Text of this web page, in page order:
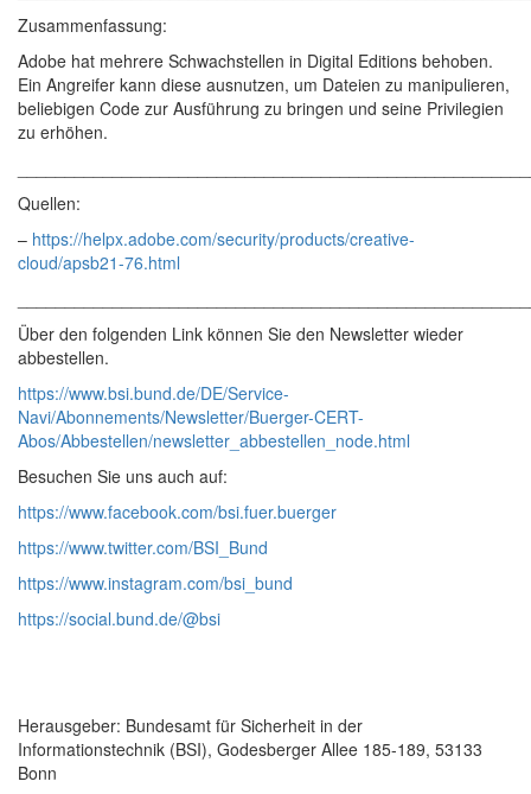
Zusammenfassung:
Adobe hat mehrere Schwachstellen in Digital Editions behoben.
Ein Angreifer kann diese ausnutzen, um Dateien zu manipulieren,
beliebigen Code zur Ausführung zu bringen und seine Privilegien
zu erhöhen.
Quellen:
– https://helpx.adobe.com/security/products/creative-
cloud/apsb21-76.html
Über den folgenden Link können Sie den Newsletter wieder
abbestellen.
https://www.bsi.bund.de/DE/Service-
Navi/Abonnements/Newsletter/Buerger-CERT-
Abos/Abbestellen/newsletter_abbestellen_node.html
Besuchen Sie uns auch auf:
https://www.facebook.com/bsi.fuer.buerger
https://www.twitter.com/BSI_Bund
https://www.instagram.com/bsi_bund
https://social.bund.de/@bsi
Herausgeber: Bundesamt für Sicherheit in der
Informationstechnik (BSI), Godesberger Allee 185-189, 53133
Bonn